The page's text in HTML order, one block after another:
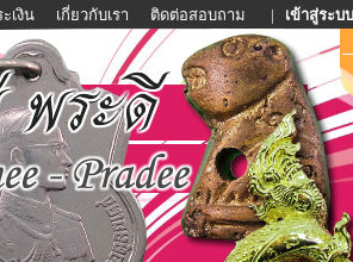
เงิน เกี่ยวกับเรา ติดต่อสอบถาม | เข้าสู่ระบบ